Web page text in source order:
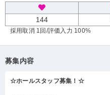
144
採用取消 1回 /評価入力 100%
募集内容
☆ホールスタッフ募集！☆